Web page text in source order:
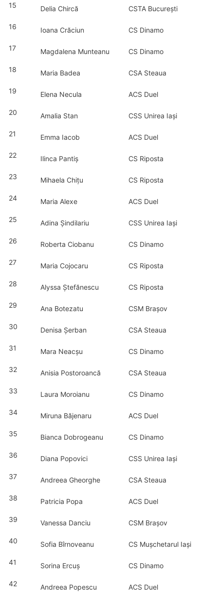
15 Delia Chircă CSTA București
16 Ioana Crăciun CS Dinamo
17 Magdalena Munteanu CS Dinamo
18 Maria Badea CSA Steaua
19 Elena Necula ACS Duel
20 Amalia Stan CSS Unirea Iași
21 Emma Iacob ACS Duel
22 Ilinca Pantiș CS Riposta
23 Mihaela Chițu CS Riposta
24 Maria Alexe ACS Duel
25 Adina Șindilariu CSS Unirea Iași
26 Roberta Ciobanu CS Dinamo
27 Maria Cojocaru CS Riposta
28 Alyssa Ștefănescu CS Riposta
29 Ana Botezatu CSM Brașov
30 Denisa Șerban CSA Steaua
31 Mara Neacșu CS Dinamo
32 Anisia Postoroancă CSA Steaua
33 Laura Moroianu CS Dinamo
34 Miruna Băjenaru ACS Duel
35 Bianca Dobrogeanu CS Dinamo
36 Diana Popovici CSS Unirea Iași
37 Andreea Gheorghe CSA Steaua
38 Patricia Popa ACS Duel
39 Vanessa Danciu CSM Brașov
40 Sofia Bîrnoveanu CS Mușchetarul Iași
41 Sorina Ercuș CS Dinamo
42 Andreea Popescu ACS Duel